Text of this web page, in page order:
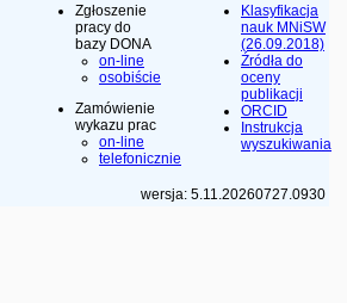
Zgłoszenie
pracy do
bazy DONA
on-line
osobiście
Zamówienie
wykazu prac
on-line
telefonicznie
Klasyfikacja
nauk MNiSW
(26.09.2018)
Źródła do
oceny
publikacji
ORCID
Instrukcja
wyszukiwania
wersja: 5.11.20260727.0930